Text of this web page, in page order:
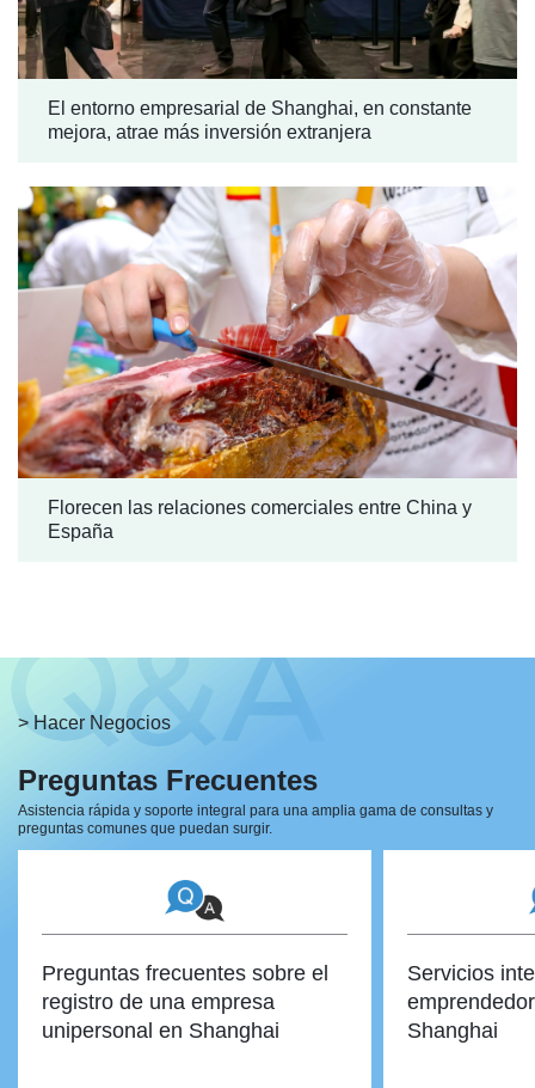
El entorno empresarial de Shanghai, en constante
mejora, atrae más inversión extranjera
Florecen las relaciones comerciales entre China y
España
> Hacer Negocios
Preguntas Frecuentes
Asistencia rápida y soporte integral para una amplia gama de consultas y
preguntas comunes que puedan surgir.
Preguntas frecuentes sobre el
registro de una empresa
unipersonal en Shanghai
Servicios
Shanghai